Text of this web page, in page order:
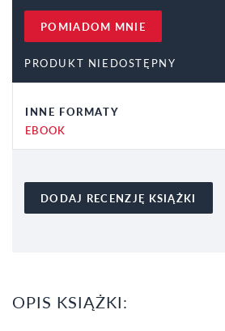
POMIADOM MNIE
PRODUKT NIEDOSTĘPNY
INNE FORMATY
EBOOK
DODAJ RECENZJĘ KSIĄŻKI
OPIS KSIĄŻKI: